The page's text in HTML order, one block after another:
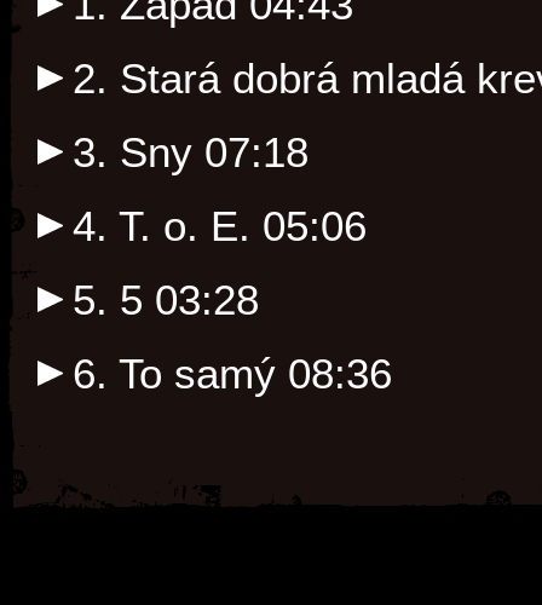
2. Stará dobrá mladá
3. Sny 07:18
4. T. o. E. 05:06
5. 5 03:28
6. To samý 08:36